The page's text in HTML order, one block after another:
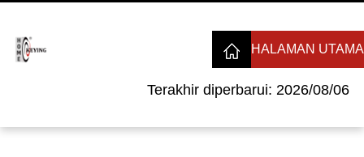
Terakhir diperbarui: 2026/08/06
HALAMAN UTAMA